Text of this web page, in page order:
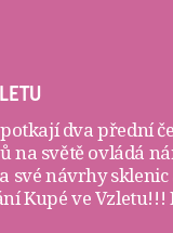
dva přední
na světě ovládá
své návrhy
Kupé ve Vzletu!!!